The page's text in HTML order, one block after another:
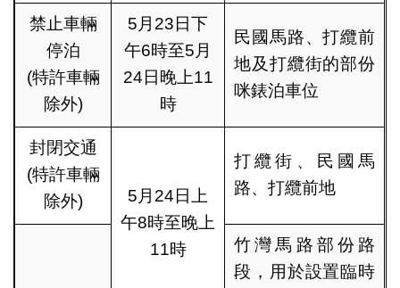
禁止車輛
停泊
(特許車輛
除外)
5月23日下
午6時至5月
24日晚上11
時
民國馬路、打纜前
地及打纜街的部份
咪錶泊車位
封閉交通
(特許車輛
除外)
5月24日上
午8時至晚上
11時
打纜街、民國馬
路、打纜前地
竹灣馬路部份路
段，用於設置臨時